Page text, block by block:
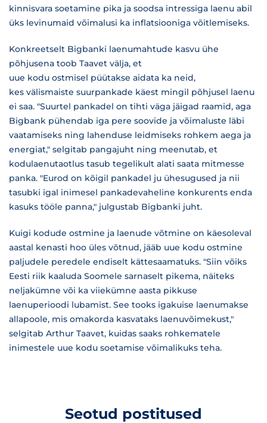
kinnisvara soetamine pika ja soodsa intressiga laenu abil
üks levinumaid võimalusi ka inflatsiooniga võitlemiseks.
Konkreetselt Bigbanki laenumahtude kasvu ühe
põhjusena toob Taavet välja, et
uue kodu ostmisel püütakse aidata ka neid,
kes välismaiste suurpankade käest mingil põhjusel laenu
ei saa. "Suurtel pankadel on tihti väga jäigad raamid, aga
Bigbank pühendab iga pere soovide ja võimaluste läbi
vaatamiseks ning lahenduse leidmiseks rohkem aega ja
energiat," selgitab pangajuht ning meenutab, et
kodulaenutaotlus tasub tegelikult alati saata mitmesse
panka. "Eurod on kõigil pankadel ju ühesugused ja nii
tasubki igal inimesel pankadevaheline konkurents enda
kasuks tööle panna," julgustab Bigbanki juht.
Kuigi kodude ostmine ja laenude võtmine on käesoleval
aastal kenasti hoo üles võtnud, jääb uue kodu ostmine
paljudele peredele endiselt kättesaamatuks. "Siin võiks
Eesti riik kaaluda Soomele sarnaselt pikema, näiteks
neljakümne või ka viiekümne aasta pikkuse
laenuperioodi lubamist. See tooks igakuise laenumakse
allapoole, mis omakorda kasvataks laenuvõimekust,"
selgitab Arthur Taavet, kuidas saaks rohkematele
inimestele uue kodu soetamise võimalikuks teha.
Seotud postitused